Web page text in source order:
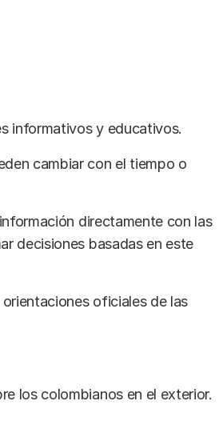
informativos y educativos.
cambiar con el tiempo o
directamente con las
decisiones basadas en este
oficiales de las
los colombianos en el exterior.